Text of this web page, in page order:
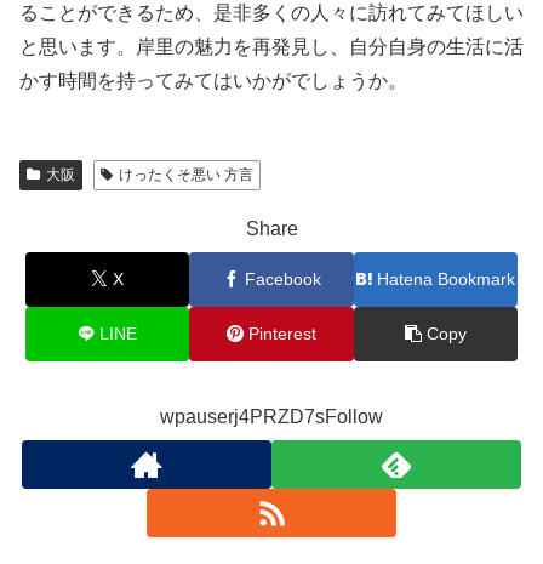
ることができるため、是非多くの人々に訪れてみてほしい
と思います。岸里の魅力を再発見し、自分自身の生活に活
かす時間を持ってみてはいかがでしょうか。
大阪 けったくそ悪い 方言
Share
X Facebook Hatena Bookmark
LINE Pinterest Copy
wpauserj4PRZD7sFollow